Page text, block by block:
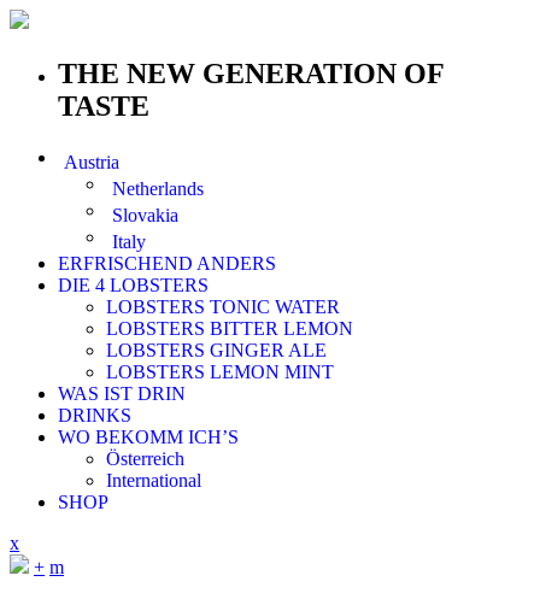
THE NEW GENERATION OF
TASTE
Austria
Netherlands
Slovakia
Italy
ERFRISCHEND ANDERS
DIE 4 LOBSTERS
LOBSTERS TONIC WATER
LOBSTERS BITTER LEMON
LOBSTERS GINGER ALE
LOBSTERS LEMON MINT
WAS IST DRIN
DRINKS
WO BEKOMM ICH’S
Österreich
International
SHOP
x
+ m